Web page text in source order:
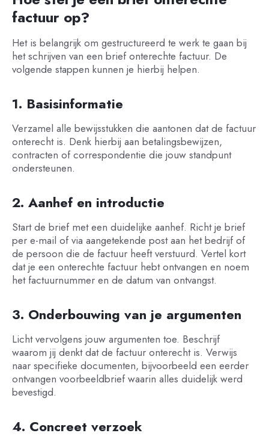
factuur op?
Het is belangrijk om gestructureerd te werk te gaan bij
het schrijven van een brief onterechte factuur. De
volgende stappen kunnen je hierbij helpen.
1. Basisinformatie
Verzamel alle bewijsstukken die aantonen dat de factuur
onterecht is. Denk hierbij aan betalingsbewijzen,
contracten of correspondentie die jouw standpunt
ondersteunen.
2. Aanhef en introductie
Start de brief met een duidelijke aanhef. Richt je brief
per e-mail of via aangetekende post aan het bedrijf of
de persoon die de factuur heeft verstuurd. Vertel kort
dat je een onterechte factuur hebt ontvangen en noem
het factuurnummer en de datum van ontvangst.
3. Onderbouwing van je argumenten
Licht vervolgens jouw argumenten toe. Beschrijf
waarom jij denkt dat de factuur onterecht is. Verwijs
naar specifieke documenten, bijvoorbeeld een eerder
ontvangen voorbeeldbrief waarin alles duidelijk werd
bevestigd.
4. Concreet verzoek